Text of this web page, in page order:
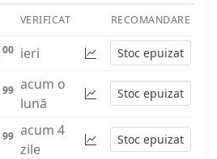
VERIFICAT RECOMANDARE
00 ieri Stoc epuizat
99 acum o
lună
Stoc epuizat
99 acum 4
zile
Stoc epuizat